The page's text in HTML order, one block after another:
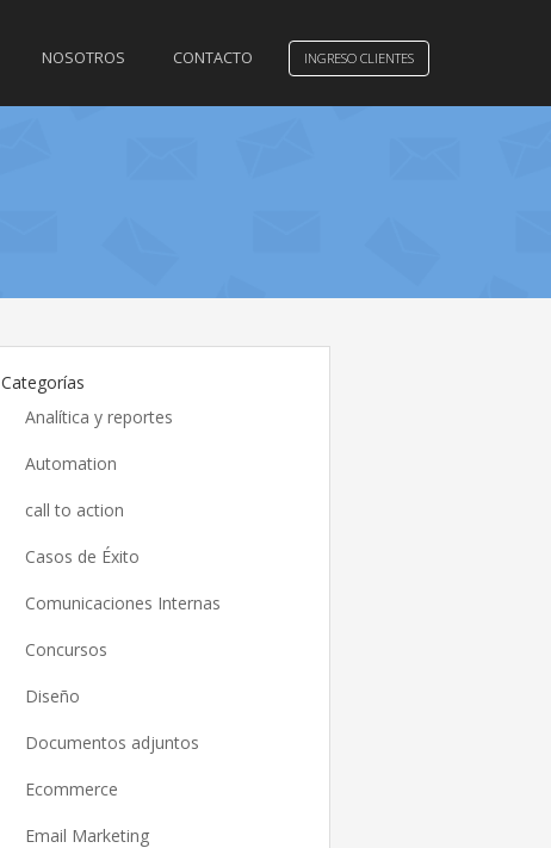
INGRESO CLIENTES
NOSOTROS CONTACTO
Categorías
Analítica y reportes
Automation
call to action
Casos de Éxito
Comunicaciones Internas
Concursos
Diseño
Documentos adjuntos
Ecommerce
Email Marketing